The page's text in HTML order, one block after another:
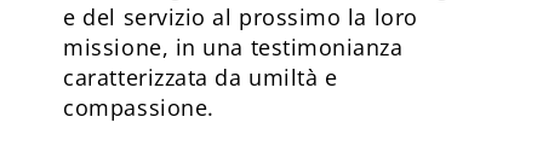
e del servizio al prossimo la loro
missione, in una testimonianza
caratterizzata da umiltà e
compassione.